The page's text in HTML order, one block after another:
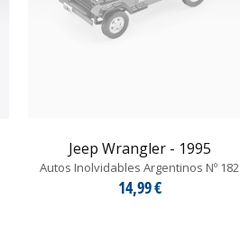
Jeep Wrangler - 1995
Autos Inolvidables Argentinos Nº 182
14,99 €